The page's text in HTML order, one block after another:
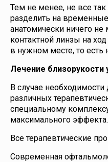
Тем не менее, не все
разделить на
анатомически ничего
контактной линзы на
в нужном месте, то есть
Лечение близорукости
В случае
различных
специальному
максимального эффекта.
Все терапевтические
Современная